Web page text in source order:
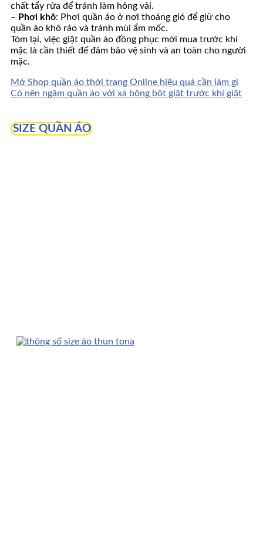
chất tẩy rửa để tránh làm hỏng vải.
– Phơi khô: Phơi quần áo ở nơi thoáng gió để giữ cho
quần áo khô ráo và tránh mùi ẩm mốc.
Tóm lại, việc giặt quần áo đồng phục mới mua trước khi
mặc là cần thiết để đảm bảo vệ sinh và an toàn cho người
mặc.
Mở Shop quần áo thời trang Online hiệu quả cần làm gì
Có nên ngâm quần áo với xà bông bột giặt trước khi giặt
SIZE QUẦN ÁO